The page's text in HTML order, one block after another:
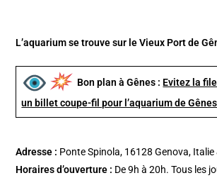
L’aquarium se trouve sur le Vieux Port de
Bon plan à Gênes : Evitez la
un billet coupe-fil pour l’aquarium de Gênes
Adresse : Ponte Spinola, 16128 Genova, Italie
Horaires d’ouverture : De 9h à 20h. Tous les